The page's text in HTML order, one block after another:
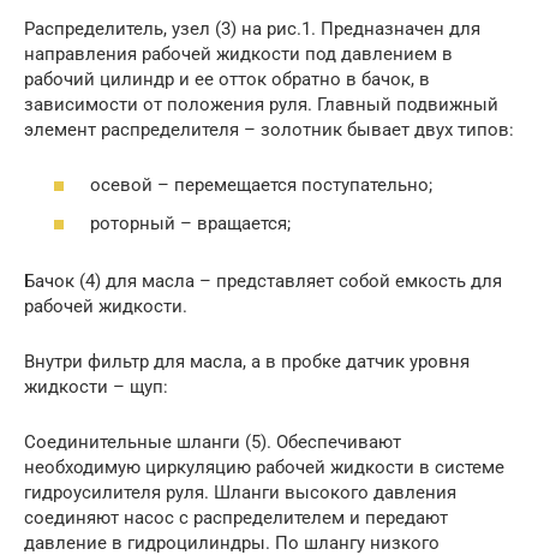
Распределитель, узел (3) на рис.1. Предназначен для
направления рабочей жидкости под давлением в
рабочий цилиндр и ее отток обратно в бачок, в
зависимости от положения руля. Главный подвижный
элемент распределителя – золотник бывает двух типов:
осевой – перемещается поступательно;
роторный – вращается;
Бачок (4) для масла – представляет собой емкость для
рабочей жидкости.
Внутри фильтр для масла, а в пробке датчик уровня
жидкости – щуп:
Соединительные шланги (5). Обеспечивают
необходимую циркуляцию рабочей жидкости в системе
гидроусилителя руля. Шланги высокого давления
соединяют насос с распределителем и передают
давление в гидроцилиндры. По шлангу низкого